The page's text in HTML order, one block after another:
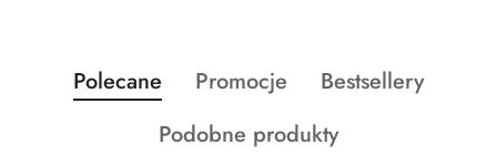
Pomiń karuzelę produktów
Produkty
o
Polecane
Produkty
statusie:
Promocje
Produkty
statusie:
Bestsellery
Produkty
Podobne produkty